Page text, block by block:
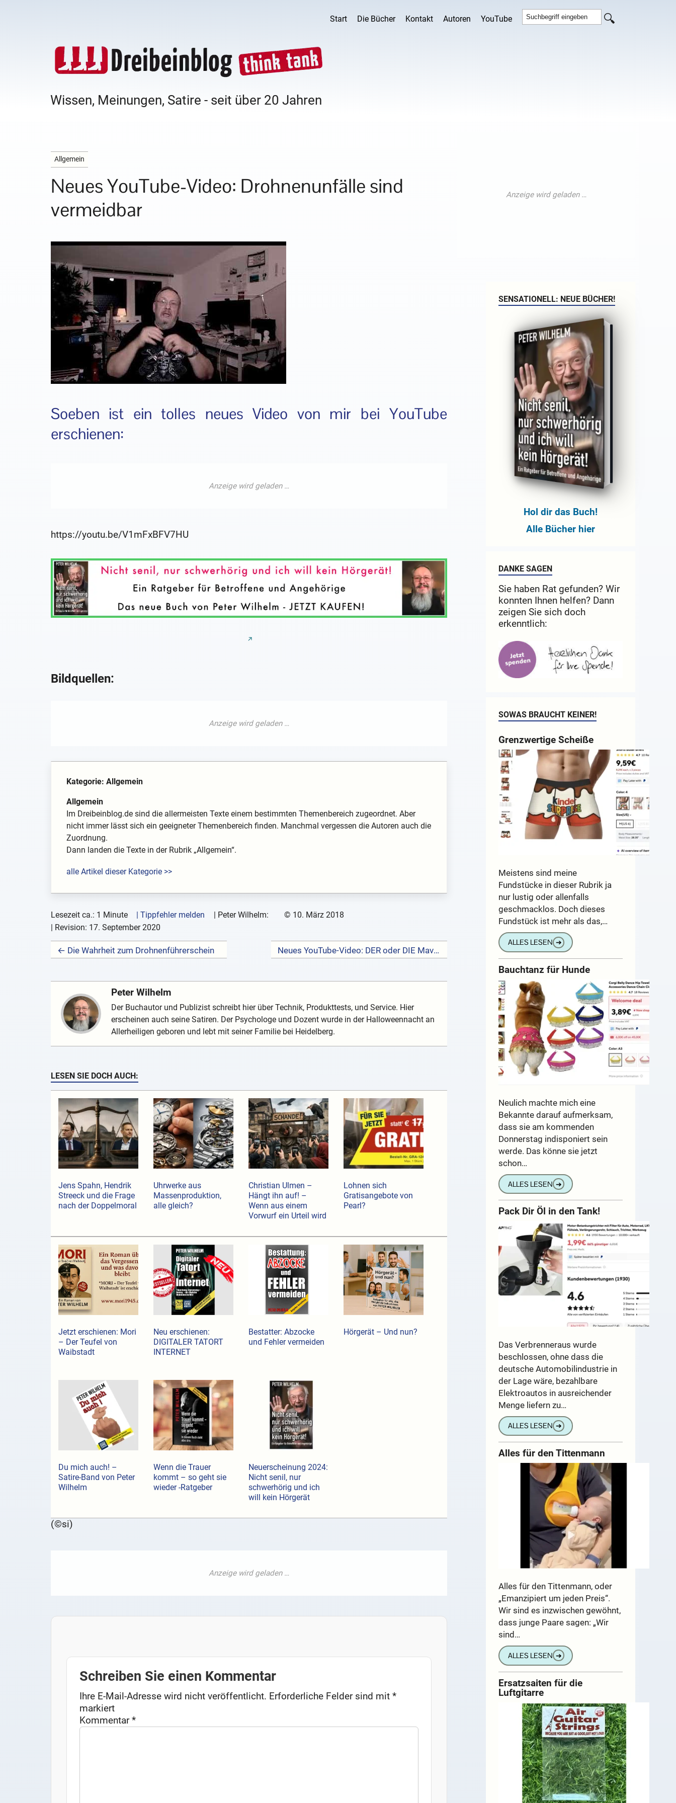
Start Die Bücher Kontakt Autoren YouTube
Wissen, Meinungen, Satire - seit über 20 Jahren
Allgemein
Neues YouTube-Video: Drohnenunfälle sind
vermeidbar
Soeben ist ein tolles neues Video von mir bei YouTube
erschienen:
https://youtu.be/V1mFxBFV7HU
Bildquellen:
Kategorie: Allgemein
Allgemein
Im Dreibeinblog.de sind die allermeisten Texte einem bestimmten Themenbereich zugeordnet. Aber
nicht immer lässt sich ein geeigneter Themenbereich finden. Manchmal vergessen die Autoren auch die
Zuordnung.
Dann landen die Texte in der Rubrik „Allgemein“.
alle Artikel dieser Kategorie >>
Lesezeit ca.: 1 Minute | Tippfehler melden Peter Wilhelm: © 10. März 2018
| Revision: 17. September 2020
← Die Wahrheit zum Drohnenführerschein Neues YouTube-Video: DER oder DIE Mavic? →
Peter Wilhelm
Der Buchautor und Publizist schreibt hier über Technik, Produkttests, und Service. Hier
erscheinen auch seine Satiren. Der Psychologe und Dozent wurde in der Halloweennacht an
Allerheiligen geboren und lebt mit seiner Familie bei Heidelberg.
LESEN SIE DOCH AUCH:
Jens Spahn, Hendrik
Streeck und die Frage
nach der Doppelmoral
Uhrwerke aus
Massenproduktion,
alle gleich?
Christian Ulmen –
Hängt ihn auf! –
Wenn aus einem
Vorwurf ein Urteil wird
Lohnen sich
Gratisangebote von
Pearl?
Jetzt erschienen: Mori
– Der Teufel von
Waibstadt
Neu erschienen:
DIGITALER TATORT
INTERNET
Bestatter: Abzocke
und Fehler vermeiden
Hörgerät – Und nun?
Du mich auch! –
Satire-Band von Peter
Wilhelm
Wenn die Trauer
kommt – so geht sie
wieder -Ratgeber
Neuerscheinung 2024:
Nicht senil, nur
schwerhörig und ich
will kein Hörgerät
(©si)
Schreiben Sie einen Kommentar
Ihre E-Mail-Adresse wird nicht veröffentlicht. Erforderliche Felder sind mit *
markiert
Kommentar*
SENSATIONELL: NEUE BÜCHER!
Hol dir das Buch!
Alle Bücher hier
DANKE SAGEN
Sie haben Rat gefunden? Wir
konnten Ihnen helfen? Dann
zeigen Sie sich doch
erkenntlich:
SOWAS BRAUCHT KEINER!
Grenzwertige Scheiße
Meistens sind meine
Fundstücke in dieser Rubrik ja
nur lustig oder allenfalls
geschmacklos. Doch dieses
Fundstück ist mehr als das,…
ALLES LESEN ➔
Bauchtanz für Hunde
Neulich machte mich eine
Bekannte darauf aufmerksam,
dass sie am kommenden
Donnerstag indisponiert sein
werde. Das könne sie jetzt
schon…
ALLES LESEN ➔
Pack Dir Öl in den Tank!
Das Verbrenneraus wurde
beschlossen, ohne dass die
deutsche Automobilindustrie in
der Lage wäre, bezahlbare
Elektroautos in ausreichender
Menge liefern zu…
ALLES LESEN ➔
Alles für den Tittenmann
Alles für den Tittenmann, oder
„Emanzipiert um jeden Preis“.
Wir sind es inzwischen gewöhnt,
dass junge Paare sagen: „Wir
sind…
ALLES LESEN ➔
Ersatzsaiten für die
Luftgitarre